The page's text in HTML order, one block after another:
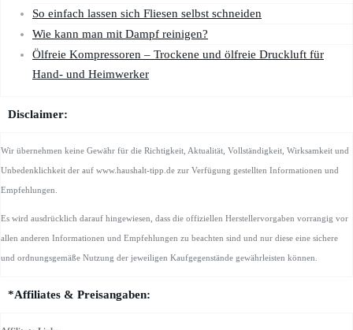
So einfach lassen sich Fliesen selbst schneiden
Wie kann man mit Dampf reinigen?
Ölfreie Kompressoren – Trockene und ölfreie Druckluft für
Hand- und Heimwerker
Disclaimer:
Wir übernehmen keine Gewähr für die Richtigkeit, Aktualität, Vollständigkeit, Wirksamkeit und
Unbedenklichkeit der auf www.haushalt-tipp.de zur Verfügung gestellten Informationen und
Empfehlungen.
Es wird ausdrücklich darauf hingewiesen, dass die offiziellen Herstellervorgaben vorrangig vor
allen anderen Informationen und Empfehlungen zu beachten sind und nur diese eine sichere
und ordnungsgemäße Nutzung der jeweiligen Kaufgegenstände gewährleisten können.
*Affiliates & Preisangaben: